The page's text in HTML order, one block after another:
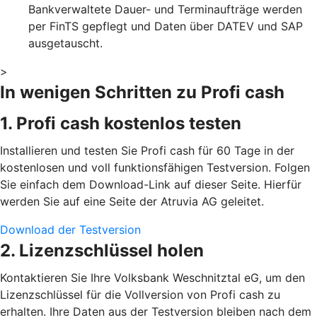
Bankverwaltete Dauer- und Terminaufträge werden
per FinTS gepflegt und Daten über DATEV und SAP
ausgetauscht.
>
In wenigen Schritten zu Profi cash
1. Profi cash kostenlos testen
Installieren und testen Sie Profi cash für 60 Tage in der
kostenlosen und voll funktionsfähigen Testversion. Folgen
Sie einfach dem Download-Link auf dieser Seite. Hierfür
werden Sie auf eine Seite der Atruvia AG geleitet.
Download der Testversion
2. Lizenzschlüssel holen
Kontaktieren Sie Ihre Volksbank Weschnitztal eG, um den
Lizenzschlüssel für die Vollversion von Profi cash zu
erhalten. Ihre Daten aus der Testversion bleiben nach dem